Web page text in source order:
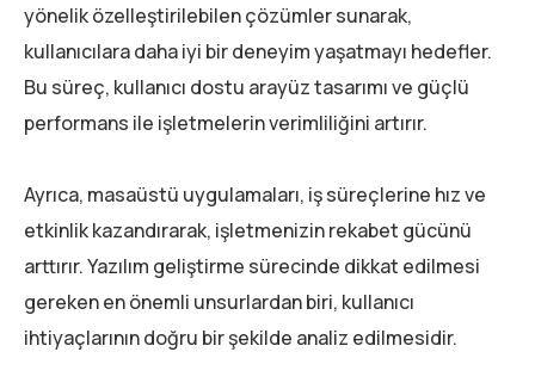
yönelik özelleştirilebilen çözümler sunarak,
kullanıcılara daha iyi bir deneyim yaşatmayı hedefler.
Bu süreç, kullanıcı dostu arayüz tasarımı ve güçlü
performans ile işletmelerin verimliliğini artırır.
Ayrıca, masaüstü uygulamaları, iş süreçlerine hız ve
etkinlik kazandırarak, işletmenizin rekabet gücünü
arttırır. Yazılım geliştirme sürecinde dikkat edilmesi
gereken en önemli unsurlardan biri, kullanıcı
ihtiyaçlarının doğru bir şekilde analiz edilmesidir.